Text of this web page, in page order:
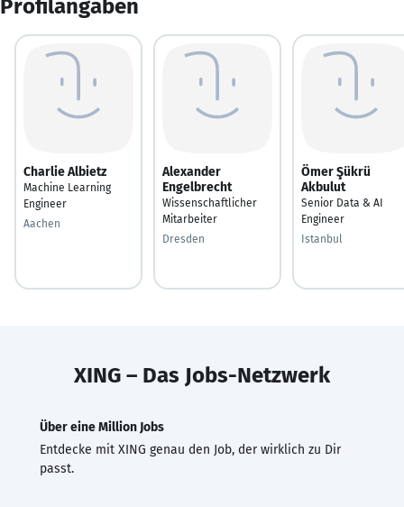
Profilangaben
Charlie Albietz
Machine Learning
Engineer
Aachen
Alexander
Engelbrecht
Wissenschaftlicher
Mitarbeiter
Dresden
Ömer Şükrü
Akbulut
Senior Data & AI
Engineer
Istanbul
XING – Das Jobs-Netzwerk
Über eine Million Jobs
Entdecke mit XING genau den Job, der wirklich zu Dir
passt.